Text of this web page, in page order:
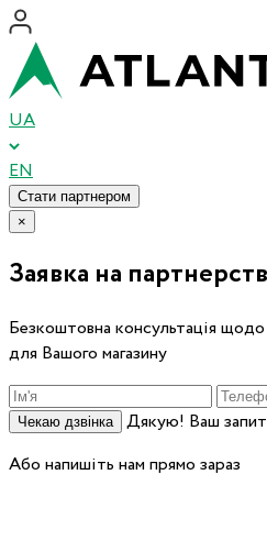
UA
EN
Стати партнером
×
Заявка на
Безкоштовна консультація
для Вашого магазину
Чекаю дзвінка
Дякую! Ваш запит
Або напишіть нам прямо зараз